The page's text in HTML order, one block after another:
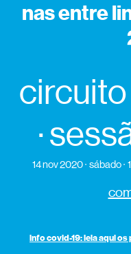
nas entre
·
14 nov 2020 sábado
info covid-19: leia aqui